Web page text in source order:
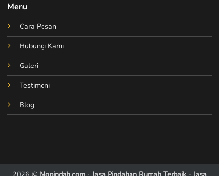
Menu
Cara Pesan
Hubungi Kami
Galeri
Testimoni
Blog
2026 © Mopindah.com - Jasa Pindahan Rumah Terbaik - Jasa